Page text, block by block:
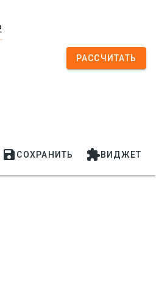
РАССЧИТАТЬ
 СОХРАНИТЬ ВИДЖЕТ